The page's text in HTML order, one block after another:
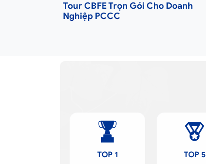
Tour CBFE Trọn Gói Cho Doanh
Nghiệp PCCC
TOP 1 TOP 5